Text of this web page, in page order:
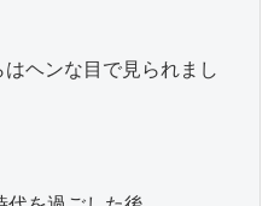
ヘンな目で見られまし